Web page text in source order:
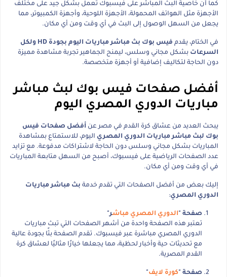
كما أن خاصية البث المباشر على فيسبوك تعمل بشكل جيد على مختلف
الأجهزة مثل الهواتف المحمولة، الأجهزة اللوحية، وأجهزة الكمبيوتر، مما
يجعل من السهل الوصول إلى البث في أي وقت ومن أي مكان.
في الختام، يقدم
فيس بوك بث مباشر مباريات اليوم بجودة HD ولكل
السرعات بشكل مجاني وسلس، ليمنح الجماهير تجربة مشاهدة مميزة
دون الحاجة لتكاليف إضافية أو أجهزة متخصصة.
أفضل صفحات فيس بوك لبث مباشر
مباريات الدوري المصري اليوم
يبحث العديد من عشاق كرة القدم في مصر عن أفضل صفحات فيس
بوك لبث مباشر مباريات الدوري المصري اليوم، للاستمتاع بمشاهدة
المباريات بشكل مجاني وسلس دون الحاجة لاشتراكات مدفوعة. مع تزايد
عدد الصفحات الرياضية على فيسبوك، أصبح من السهل متابعة المباريات
في أي وقت ومن أي مكان.
إليك بعض من أفضل الصفحات التي تقدم خدمة بث مباشر مباريات
الدوري المصري:
صفحة "الدوري المصري مباشر"
تعتبر هذه الصفحة واحدة من أشهر الصفحات التي تبث مباريات
الدوري المصري مباشرة عبر فيسبوك. تقدم الصفحة بثًا بجودة عالية
مع تحديثات حية وأخبار لحظية، مما يجعلها خيارًا مثاليًا لعشاق كرة
القدم المصرية.
صفحة "كورة لايف"